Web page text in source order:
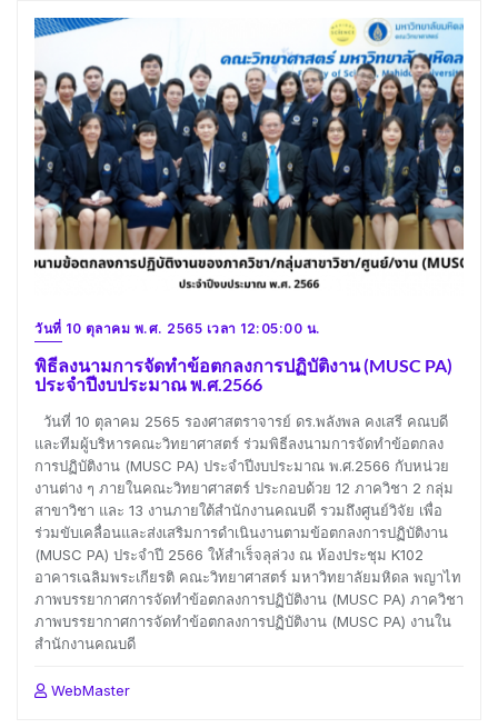
วันที่ 10 ตุลาคม พ.ศ. 2565 เวลา 12:05:00 น.
พิธีลงนามการจัดทำข้อตกลงการปฏิบัติงาน (MUSC PA)
ประจำปีงบประมาณ พ.ศ.2566
วันที่ 10 ตุลาคม 2565 รองศาสตราจารย์ ดร.พลังพล คงเสรี คณบดี
และทีมผู้บริหารคณะวิทยาศาสตร์ ร่วมพิธีลงนามการจัดทำข้อตกลง
การปฏิบัติงาน (MUSC PA) ประจำปีงบประมาณ พ.ศ.2566 กับหน่วย
งานต่าง ๆ ภายในคณะวิทยาศาสตร์ ประกอบด้วย 12 ภาควิชา 2 กลุ่ม
สาขาวิชา และ 13 งานภายใต้สำนักงานคณบดี รวมถึงศูนย์วิจัย เพื่อ
ร่วมขับเคลื่อนและส่งเสริมการดำเนินงานตามข้อตกลงการปฏิบัติงาน
(MUSC PA) ประจำปี 2566 ให้สำเร็จลุล่วง ณ ห้องประชุม K102
อาคารเฉลิมพระเกียรติ คณะวิทยาศาสตร์ มหาวิทยาลัยมหิดล พญาไท
ภาพบรรยากาศการจัดทำข้อตกลงการปฏิบัติงาน (MUSC PA) ภาควิชา
ภาพบรรยากาศการจัดทำข้อตกลงการปฏิบัติงาน (MUSC PA) งานใน
สำนักงานคณบดี
WebMaster